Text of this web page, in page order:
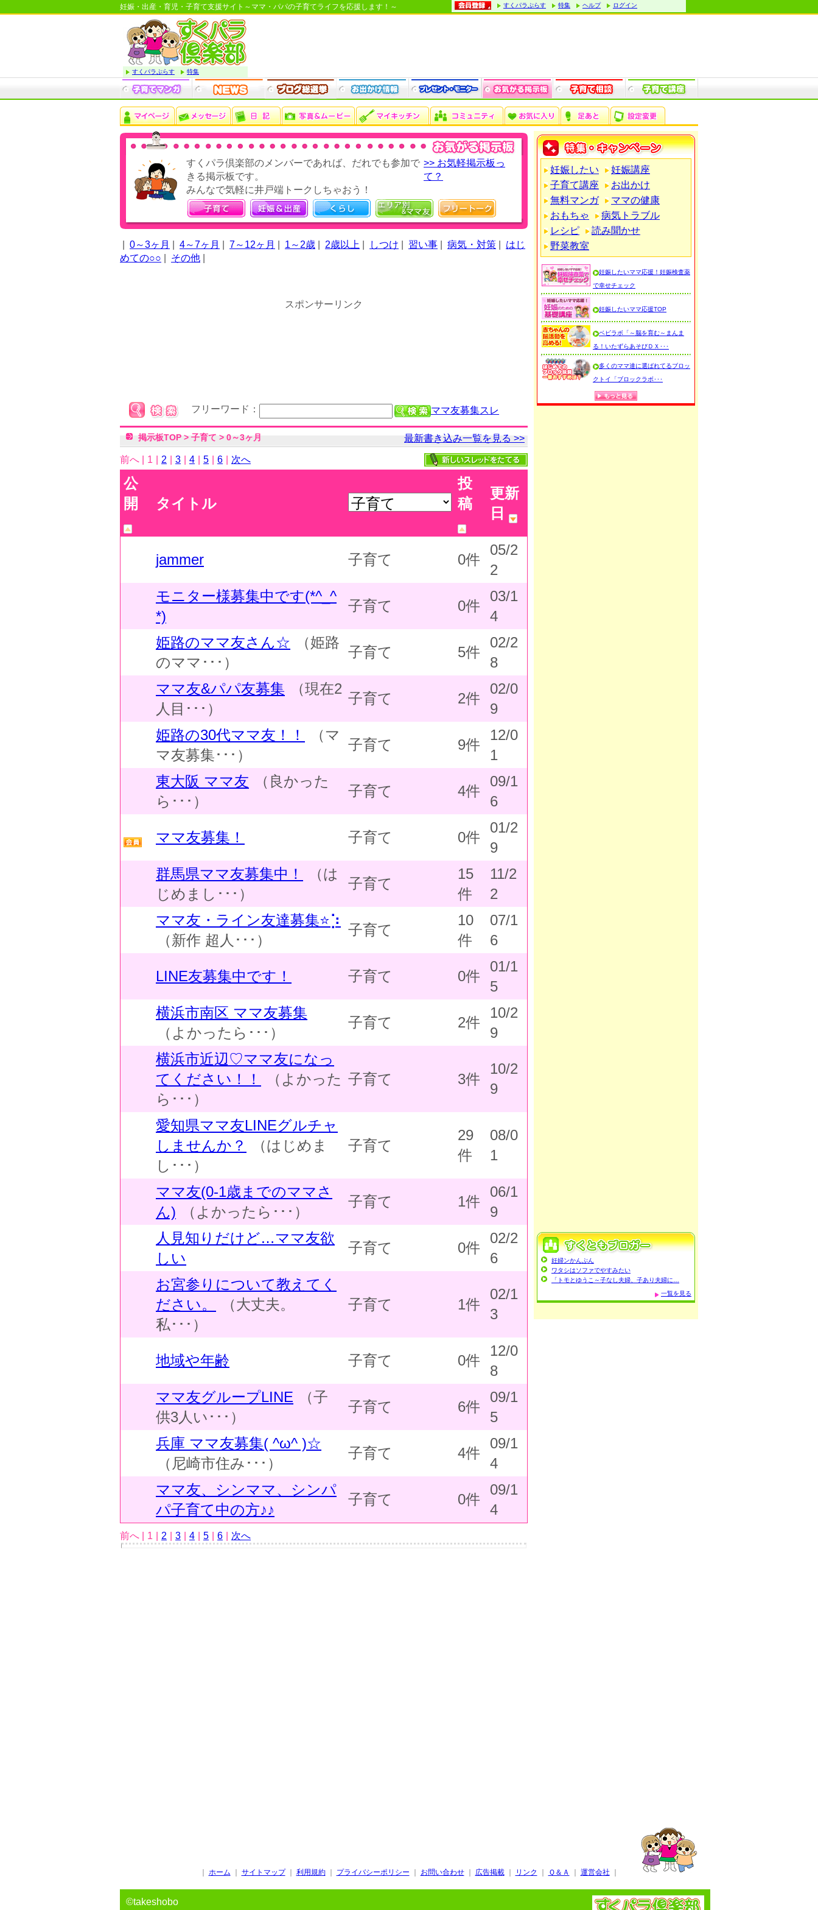
妊娠・出産・育児・子育て支援サイト～ママ・パパの子育てライフを応援します！～ すくパラぷらす 特集 ヘルプ ログイン
すくパラぷらす 特集
すくパラ倶楽部のメンバーであれば、だれでも参加で
きる掲示板です。
みんなで気軽に井戸端トークしちゃおう！
>> お気軽掲示板っ
て？
0～3ヶ月 4～7ヶ月 7～12ヶ月 1～2歳 2歳以上 しつけ 習い事 病気・対策
はじ
めての○○
その他
スポンサーリンク
フリーワード： ママ友募集スレ
最新書き込み一覧を見る >>
掲示板TOP > 子育て > 0～3ヶ月
前へ | 1 2 3 4 5 6 次へ
公
開
タイトル
投
稿
更新
日
jammer 子育て 0件
05/2
2
モニター様募集中です(*^_^
*)
子育て 0件
03/1
4
姫路のママ友さん☆
（姫路
のママ･･･）
子育て 5件
02/2
8
ママ友&パパ友募集
（現在2
人目･･･）
子育て 2件
02/0
9
姫路の30代ママ友！！
（マ
マ友募集･･･）
子育て 9件
12/0
1
東大阪 ママ友
（良かった
ら･･･）
子育て 4件
09/1
6
ママ友募集！ 子育て 0件
01/2
9
群馬県ママ友募集中！
（は
じめまし･･･）
子育て
15
件
11/2
2
ママ友・ライン友達募集⭐⡱
（新作 超人･･･）
子育て
10
件
07/1
6
LINE友募集中です！ 子育て 0件
01/1
5
横浜市南区 ママ友募集
（よかったら･･･）
子育て 2件
10/2
9
横浜市近辺♡ママ友になっ
てください！！
（よかった
ら･･･）
子育て 3件
10/2
9
愛知県ママ友LINEグルチャ
しませんか？
（はじめま
し･･･）
子育て
29
件
08/0
1
ママ友(0-1歳までのママさ
ん)
（よかったら･･･）
子育て 1件
06/1
9
人見知りだけど…ママ友欲
しい
子育て 0件
02/2
6
お宮参りについて教えてく
ださい。
（大丈夫。
私･･･）
子育て 1件
02/1
3
地域や年齢 子育て 0件
12/0
8
ママ友グループLINE
（子
供3人い･･･）
子育て 6件
09/1
5
兵庫 ママ友募集( ^ω^ )☆
（尼崎市住み･･･）
子育て 4件
09/1
4
ママ友、シンママ、シンパ
パ子育て中の方♪♪
子育て 0件
09/1
4
前へ | 1 2 3 4 5 6 次へ
妊娠したい
妊娠講座
子育て講座
お出かけ
無料マンガ
ママの健康
おもちゃ
病気トラブル
レシピ
読み聞かせ
野菜教室
妊娠したいママ応援！妊娠検査薬
で幸せチェック
妊娠したいママ応援TOP
ベビラボ「～脳を育む～まんま
る！いたずらあそびＤＸ･･･
多くのママ達に選ばれてるブロッ
クトイ「ブロックラボ･･･
妊婦ンかんぷん
ワタシはソファでやすみたい
「トモとゆうこ～子なし夫婦、子あり夫婦に…
一覧を見る
ホーム サイトマップ 利用規約 プライバシーポリシー お問い合わせ 広告掲載 リンク Ｑ＆Ａ 運営会社
©takeshobo